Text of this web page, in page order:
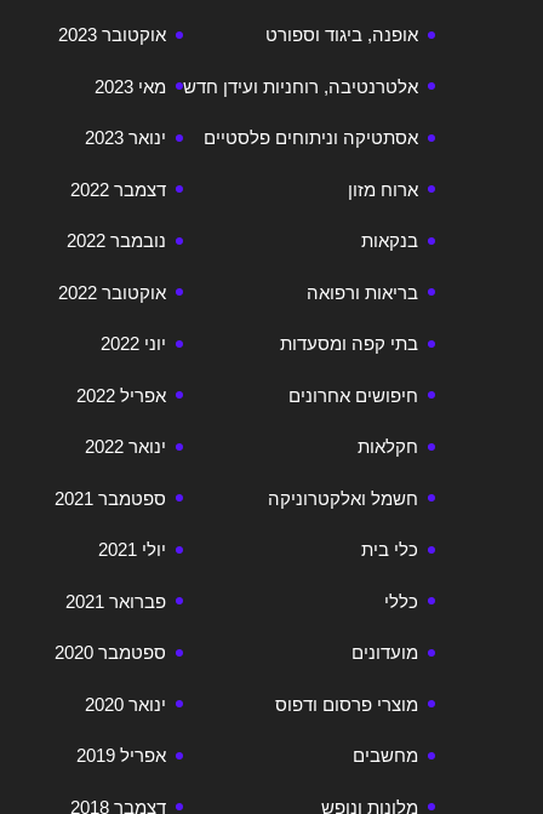
אוקטובר 2023
מאי 2023
ינואר 2023
דצמבר 2022
נובמבר 2022
אוקטובר 2022
יוני 2022
אפריל 2022
ינואר 2022
ספטמבר 2021
יולי 2021
פברואר 2021
ספטמבר 2020
ינואר 2020
אפריל 2019
דצמבר 2018
אופנה, ביגוד וספורט
אלטרנטיבה, רוחניות ועידן חדש
אסתטיקה וניתוחים פלסטיים
ארוח מזון
בנקאות
בריאות ורפואה
בתי קפה ומסעדות
חיפושים אחרונים
חקלאות
חשמל ואלקטרוניקה
כלי בית
כללי
מועדונים
מוצרי פרסום ודפוס
מחשבים
מלונות ונופש